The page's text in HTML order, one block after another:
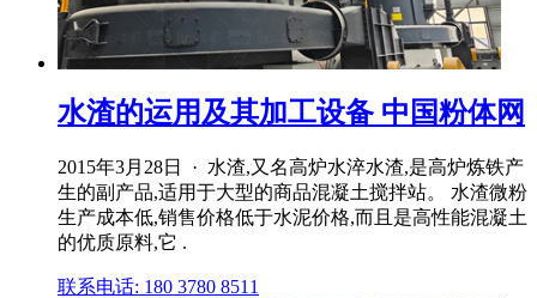
水渣的运用及其加工设备 中国粉体网
2015年3月28日 · 水渣,又名高炉水淬水渣,是高炉炼铁产
生的副产品,适用于大型的商品混凝土搅拌站。 水渣微粉
生产成本低,销售价格低于水泥价格,而且是高性能混凝土
的优质原料,它 .
联系电话: 180 3780 8511